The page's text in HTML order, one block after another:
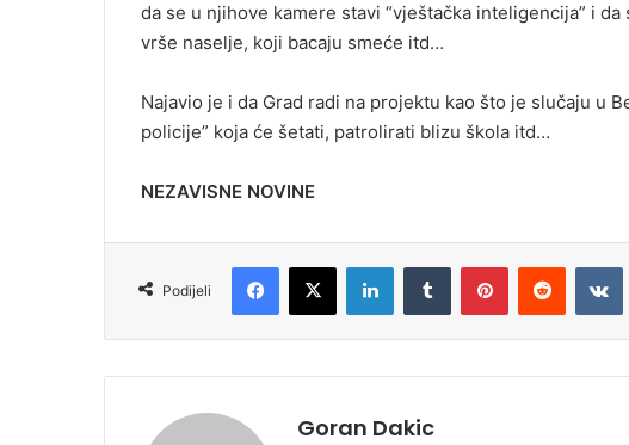
da se u njihove kamere stavi “vještačka inteligencija” i
vrše naselje, koji bacaju smeće itd…
Najavio je i da Grad radi na projektu kao što je slučaju u
policije” koja će šetati, patrolirati blizu škola itd…
NEZAVISNE NOVINE
Podijeli
Goran Dakic